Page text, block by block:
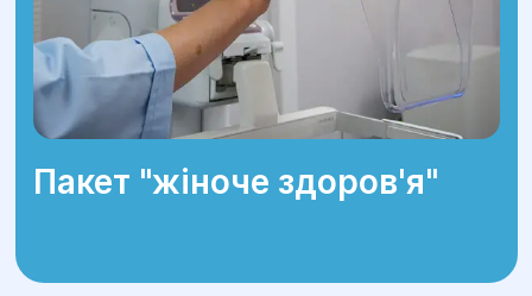
Пакет "жіноче здоров'я"